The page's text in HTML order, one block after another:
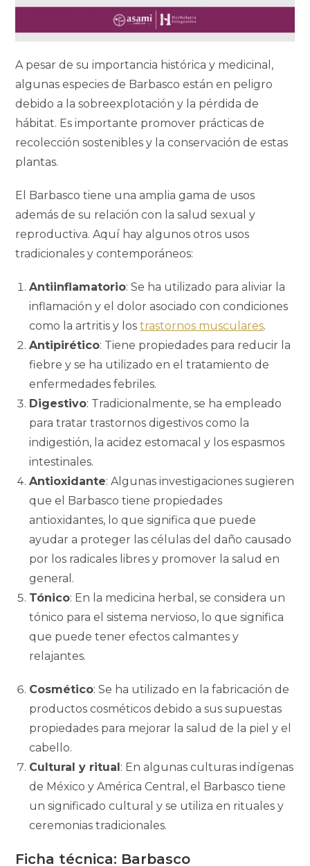
A pesar de su importancia histórica y medicinal,
algunas especies de Barbasco están en peligro
debido a la sobreexplotación y la pérdida de
hábitat. Es importante promover prácticas de
recolección sostenibles y la conservación de estas
plantas.
El Barbasco tiene una amplia gama de usos
además de su relación con la salud sexual y
reproductiva. Aquí hay algunos otros usos
tradicionales y contemporáneos:
Antiinflamatorio: Se ha utilizado para aliviar la
inflamación y el dolor asociado con condiciones
como la artritis y lostrastornos musculares.
Antipirético: Tiene propiedades para reducir la
fiebre y se ha utilizado en el tratamiento de
enfermedades febriles.
Digestivo: Tradicionalmente, se ha empleado
para tratar trastornos digestivos como la
indigestión, la acidez estomacal y los espasmos
intestinales.
Antioxidante: Algunas investigaciones sugieren
que el Barbasco tiene propiedades
antioxidantes, lo que significa que puede
ayudar a proteger las células del daño causado
por los radicales libres y promover la salud en
general.
Tónico: En la medicina herbal, se considera un
tónico para el sistema nervioso, lo que significa
que puede tener efectos calmantes y
relajantes.
Cosmético: Se ha utilizado en la fabricación de
productos cosméticos debido a sus supuestas
propiedades para mejorar la salud de la piel y el
cabello.
Cultural y ritual: En algunas culturas indígenas
de México y América Central, el Barbasco tiene
un significado cultural y se utiliza en rituales y
ceremonias tradicionales.
Ficha técnica: Barbasco